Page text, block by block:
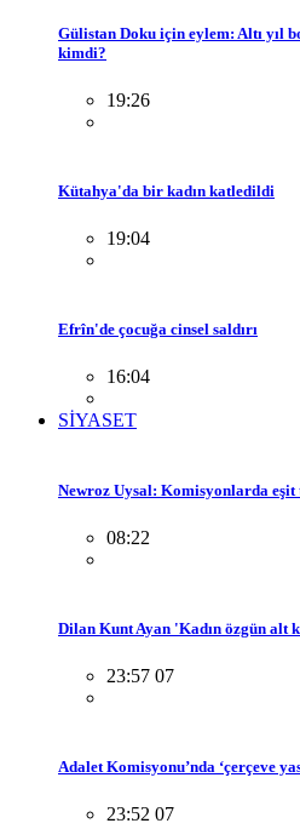
Gülistan Doku için eylem: Altı yıl
kimdi?
19:26
Kütahya'da bir kadın katledildi
19:04
Efrîn'de çocuğa cinsel saldırı
16:04
SİYASET
Newroz Uysal: Komisyonlarda eşit
08:22
Dilan Kunt Ayan 'Kadın özgün alt
23:57 07
Adalet Komisyonu’nda ‘çerçeve
23:52 07